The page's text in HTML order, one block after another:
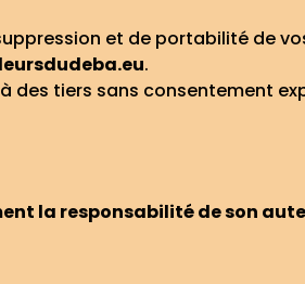
et de portabilité de
.
des tiers sans consentement
la responsabilité de son